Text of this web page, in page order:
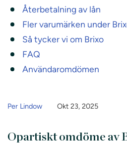
Återbetalning av lån
Fler varumärken under
Så tycker vi om Brixo
FAQ
Användaromdömen
Per Lindow Okt 23, 2025
Opartiskt omdöme av